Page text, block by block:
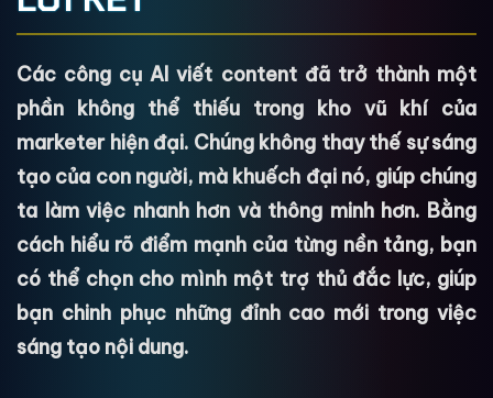
do bị xếp hạng thấp.
các tác vụ nhỏ, không thường xuyên. Tuy nhiên,
lượng lớn, bạn sẽ nhanh chóng chạm đến giới hạn
và cần phải nâng cấp lên gói trả phí để khai thác
hết tiềm năng của công cụ.
Các công cụ AI viết content đã trở thành một
phần không thể thiếu trong kho vũ khí của
marketer hiện đại. Chúng không thay thế sự sáng
tạo của con người, mà khuếch đại nó, giúp chúng
ta làm việc nhanh hơn và thông minh hơn. Bằng
cách hiểu rõ điểm mạnh của từng nền tảng, bạn
có thể chọn cho mình một trợ thủ đắc lực, giúp
bạn chinh phục những đỉnh cao mới trong việc
sáng tạo nội dung.